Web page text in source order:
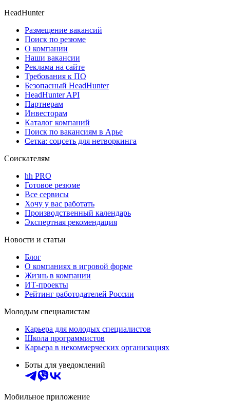
HeadHunter
Размещение вакансий
Поиск по резюме
О компании
Наши вакансии
Реклама на сайте
Требования к ПО
Безопасный HeadHunter
HeadHunter API
Партнерам
Инвесторам
Каталог компаний
Поиск по вакансиям в Арье
Сетка: соцсеть для нетворкинга
Соискателям
hh PRO
Готовое резюме
Все сервисы
Хочу у вас работать
Производственный календарь
Экспертная рекомендация
Новости и статьи
Блог
О компаниях в игровой форме
Жизнь в компании
ИТ-проекты
Рейтинг работодателей России
Молодым специалистам
Карьера для молодых специалистов
Школа программистов
Карьера в некоммерческих организациях
Боты для уведомлений
Мобильное приложение